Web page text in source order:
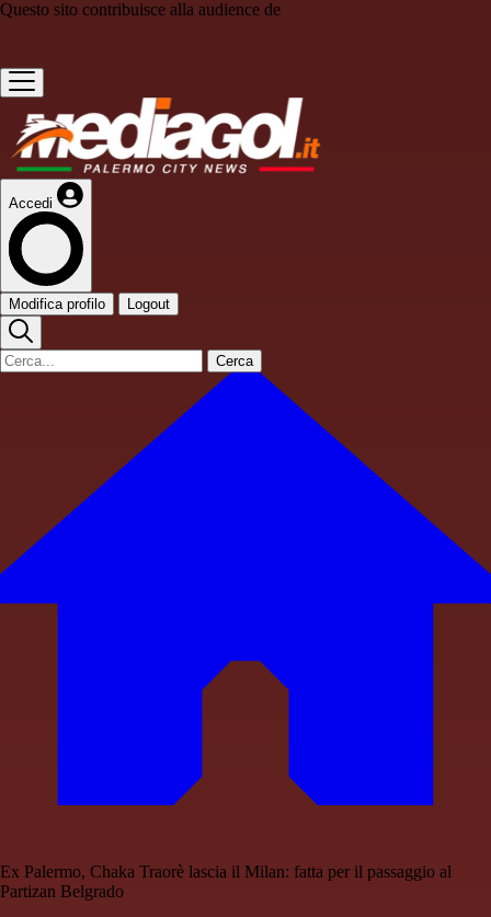
Questo sito contribuisce alla audience de
Accedi
Modifica profilo Logout
Cerca
Ex Palermo, Chaka Traorè lascia il Milan: fatta per il passaggio al
Partizan Belgrado